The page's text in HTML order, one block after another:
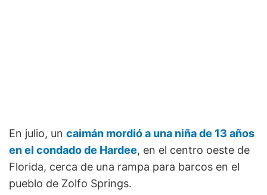
En julio, un caimán mordió a una niña de 13 años
en el condado de Hardee, en el centro oeste de
Florida, cerca de una rampa para barcos en el
pueblo de Zolfo Springs.